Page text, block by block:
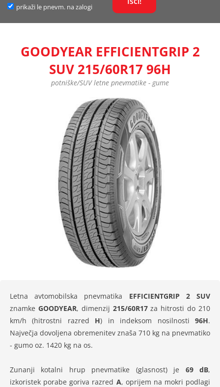
prikaži le pnevm. na zalogi
GOODYEAR EFFICIENTGRIP 2
SUV 215/60R17 96H
potniške/SUV letne pnevmatike - gume
Letna avtomobilska pnevmatika EFFICIENTGRIP 2 SUV
znamke GOODYEAR, dimenzij 215/60R17za hitrosti do 210
km/h (hitrostni razred H) in indeksom nosilnosti96H.
Največja dovoljena obremenitev znaša 710 kg na pnevmatiko
- gumo oz. 1420 kg na os.
Zunanji kotalni hrup pnevmatike (glasnost) je 69 dB,
izkoristek porabe goriva razred A, oprijem na mokri podlagi